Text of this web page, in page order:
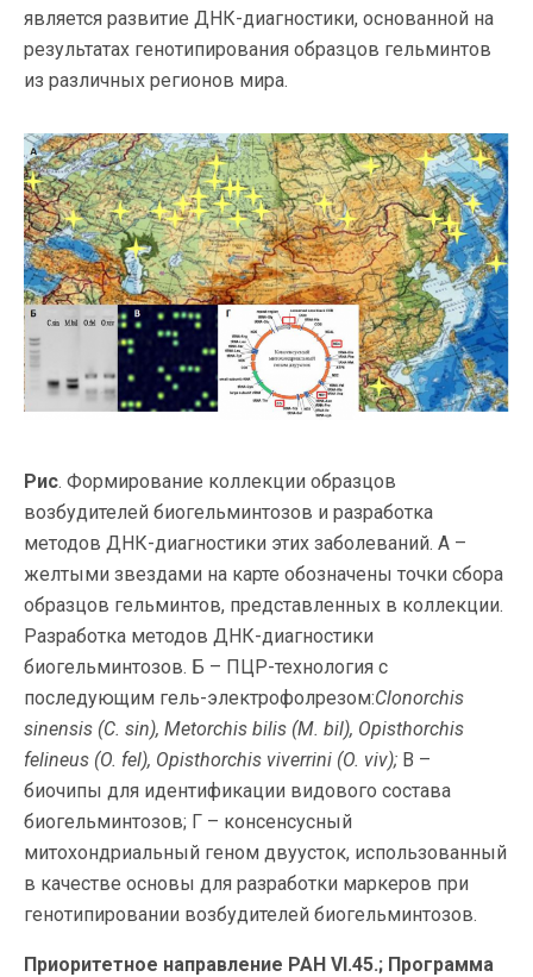
является развитие ДНК-диагностики, основанной на
результатах генотипирования образцов гельминтов
из различных регионов мира.
Рис. Формирование коллекции образцов
возбудителей биогельминтозов и разработка
методов ДНК-диагностики этих заболеваний. А –
желтыми звездами на карте обозначены точки сбора
образцов гельминтов, представленных в коллекции.
Разработка методов ДНК-диагностики
биогельминтозов. Б – ПЦР-технология с
последующим гель-электрофолрезом:Clonorchis
sinensis (C. sin), Metorchis bilis (M. bil), Opisthorchis
felineus (O. fel), Opisthorchis viverrini (O. viv); В –
биочипы для идентификации видового состава
биогельминтозов; Г – консенсусный
митохондриальный геном двуусток, использованный
в качестве основы для разработки маркеров при
генотипировании возбудителей биогельминтозов.
Приоритетное направление РАН VI.45.; Программа